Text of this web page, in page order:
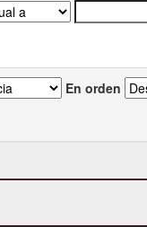
En orden